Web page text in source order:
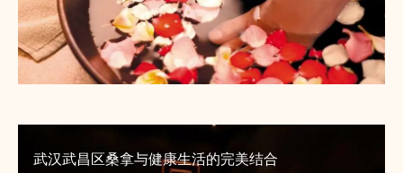
武汉武昌区桑拿与健康生活的完美结合